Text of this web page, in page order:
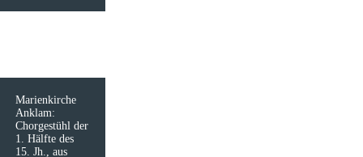
Marienkirche
Anklam:
Chorgestühl der
1. Hälfte des
15. Jh., aus